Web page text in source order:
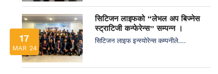
17
MAR 24
सिटिजन लाइफको “लेभल अप बिज्नेस
स्ट्राटिजी कन्फेरेन्स” सम्पन्न ।
सिटिजन लाइफ इन्स्योरेन्स कम्पनीले....